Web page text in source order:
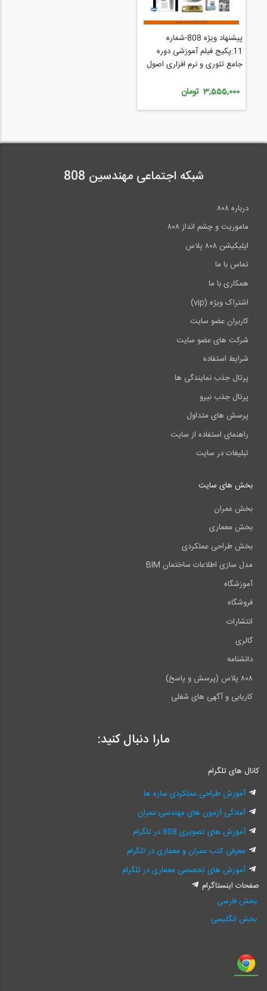
پیشنهاد ویژه 808-شماره
11:پکیج فیلم آموزشی دوره
جامع تئوری و نرم افزاری اصول
طراحی عملکردی سازه ها
3,555,000 تومان
شبکه اجتماعی مهندسین 808
درباره ۸۰۸
ماموریت و چشم انداز ۸۰۸
اپلیکیشن ۸۰۸ پلاس
تماس با ما
همکاری با ما
اشتراک ویژه (vip)
کاربران عضو سایت
شرکت های عضو سایت
شرایط استفاده
پرتال جذب نمایندگی ها
پرتال جذب نیرو
پرسش های متداول
راهنمای استفاده از سایت
تبلیغات در سایت
بخش های سایت
بخش عمران
بخش معماری
بخش طراحی عملکردی
مدل سازی اطلاعات ساختمان BIM
آموزشگاه
فروشگاه
انتشارات
گالری
دانشنامه
۸۰۸ پلاس (پرسش و پاسخ)
کاریابی و آگهی های شغلی
مارا دنبال کنید:
کانال های تلگرام
آموزش طراحی عملکردی سازه ها
آمادگی آزمون های مهندسی عمران
آموزش های تصویری 808 در تلگرام
معرفی کتب عمران و معماری در تلگرام
آموزش های تخصصی معماری در تلگرام
صفحات اینستاگرام
بخش فارسی
بخش انگلیسی